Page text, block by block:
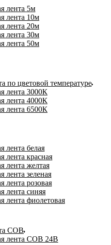
лента 5м
лента 10м
лента 20м
лента 30м
лента 50м
по цветовой температуре
лента 3000К
лента 4000К
лента 6500К
лента белая
лента красная
лента желтая
лента зеленая
лента розовая
лента синяя
лента фиолетовая
COB
лента COB 24В